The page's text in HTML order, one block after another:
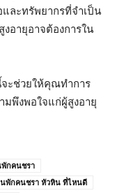
ละทรัพยากรที่จำเป็น
งอายุอาจต้องการใน
จะช่วยให้คุณทำการ
มพึงพอใจแก่ผู้สูงอายุ
กคนชรา
พักคนชรา หัวหิน ที่ไหนดี